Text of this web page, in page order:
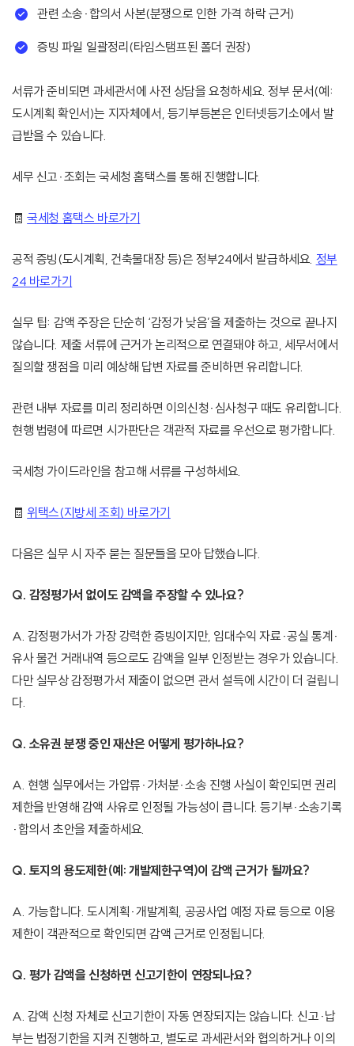
관련 소송·합의서 사본(분쟁으로 인한 가격 하락 근거)
증빙 파일 일괄정리(타임스탬프된 폴더 권장)
서류가 준비되면 과세관서에 사전 상담을 요청하세요. 정부 문서(예:
도시계획 확인서)는 지자체에서, 등기부등본은 인터넷등기소에서 발
급받을 수 있습니다.
세무 신고·조회는 국세청 홈택스를 통해 진행합니다.
🧾국세청 홈택스 바로가기
공적 증빙(도시계획, 건축물대장 등)은 정부24에서 발급하세요. 정부
24 바로가기
실무 팁: 감액 주장은 단순히 ‘감정가 낮음’을 제출하는 것으로 끝나지
않습니다. 제출 서류에 근거가 논리적으로 연결돼야 하고, 세무서에서
질의할 쟁점을 미리 예상해 답변 자료를 준비하면 유리합니다.
관련 내부 자료를 미리 정리하면 이의신청·심사청구 때도 유리합니다.
현행 법령에 따르면 시가판단은 객관적 자료를 우선으로 평가합니다.
국세청 가이드라인을 참고해 서류를 구성하세요.
🧾 위택스(지방세 조회) 바로가기
다음은 실무 시 자주 묻는 질문들을 모아 답했습니다.
Q. 감정평가서 없이도 감액을 주장할 수 있나요?
A. 감정평가서가 가장 강력한 증빙이지만, 임대수익 자료·공실 통계·
유사 물건 거래내역 등으로도 감액을 일부 인정받는 경우가 있습니다.
다만 실무상 감정평가서 제출이 없으면 관서 설득에 시간이 더 걸립니
다.
Q. 소유권 분쟁 중인 재산은 어떻게 평가하나요?
A. 현행 실무에서는 가압류·가처분·소송 진행 사실이 확인되면 권리
제한을 반영해 감액 사유로 인정될 가능성이 큽니다. 등기부·소송기록
·합의서 초안을 제출하세요.
Q. 토지의 용도제한(예: 개발제한구역)이 감액 근거가 될까요?
A. 가능합니다. 도시계획·개발계획, 공공사업 예정 자료 등으로 이용
제한이 객관적으로 확인되면 감액 근거로 인정됩니다.
Q. 평가 감액을 신청하면 신고기한이 연장되나요?
A. 감액 신청 자체로 신고기한이 자동 연장되지는 않습니다. 신고·납
부는 법정기한을 지켜 진행하고, 별도로 과세관서와 협의하거나 이의